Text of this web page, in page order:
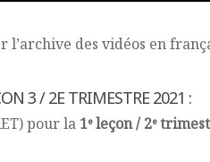
des vidéos en
3 / 2E TRIMESTRE 2021 :
pour la 1ᵉ leçon / 2ᵉ